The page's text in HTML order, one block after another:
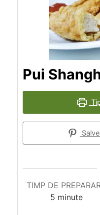
Pui
TIMP DE
5minutes
minute